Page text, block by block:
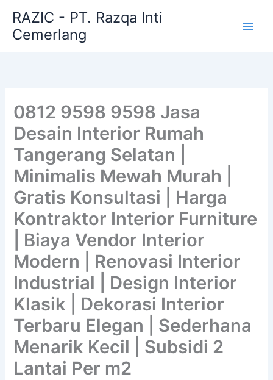
content
RAZIC - PT. Razqa Inti
Cemerlang
0812 9598 9598 Jasa
Desain Interior Rumah
Tangerang Selatan |
Minimalis Mewah Murah |
Gratis Konsultasi | Harga
Kontraktor Interior Furniture
| Biaya Vendor Interior
Modern | Renovasi Interior
Industrial | Design Interior
Klasik | Dekorasi Interior
Terbaru Elegan | Sederhana
Menarik Kecil | Subsidi 2
Lantai Per m2